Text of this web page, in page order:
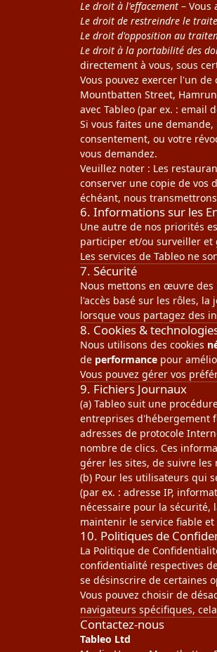
Le droit à l'effacement – Vous
Le droit de restreindre le
Le droit d'opposition au
Le droit à la portabilité des
directement à vous, sous
Vous pouvez exercer l'un
Mountbatten Street,
avec Tableo (par ex. : email
Si vous faites une
consentement, ou votre
vous demandez.
Veuillez noter : Les
conserver une copie de vos
échéant, nous
6. Informations sur les
Une autre de nos priorités
participer et/ou surveiller
Les services de Tableo ne
7. Sécurité
Nous mettons en œuvre des
l'accès basé sur les rôles,
lorsque vous partagez des
8. Cookies &
Nous utilisons des cookies
de performance pour
Vous pouvez gérer vos
9. Fichiers Journaux
(a) Tableo suit une
entreprises d'hébergement
adresses de protocole
nombre de clics. Ces
gérer les sites, de suivre
(b) Pour les utilisateurs qui
(par ex. : adresse IP,
nécessaire pour la sécurité,
maintenir le service fiable
10. Politiques de
La Politique de
confidentialité respectives
se désinscrire de certaines
Vous pouvez choisir de
navigateurs spécifiques,
Contactez-nous
Tableo Ltd